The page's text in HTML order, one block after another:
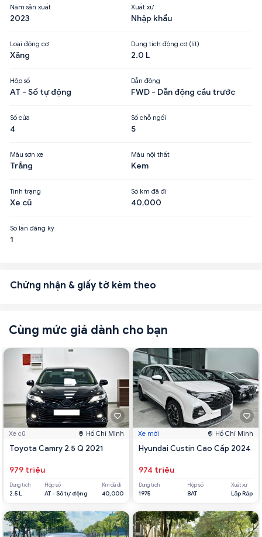
Năm sản xuất
2023
Xuất xứ
Nhập khẩu
Loại động cơ
Xăng
Dung tích động cơ (lít)
2.0 L
Hộp số
AT - Số tự động
Dẫn động
FWD - Dẫn động cầu trước
Số cửa
4
Số chỗ ngồi
5
Màu sơn xe
Trắng
Màu nội thất
Kem
Tình trạng
Xe cũ
Số km đã đi
40,000
Số lần đăng ký
1
Chứng nhận & giấy tờ kèm theo
Cùng mức giá dành cho bạn
Xe cũ Hồ Chí Minh
Toyota Camry 2.5 Q 2021
979 triệu
Dung tích
2.5 L
Hộp số
AT - Số tự động
Km đã đi
40,000
Xe mới Hồ Chí Minh
Hyundai Custin Cao Cấp 2024
974 triệu
Dung tích
1975
Hộp số
8AT
Xuất xứ
Lắp Ráp